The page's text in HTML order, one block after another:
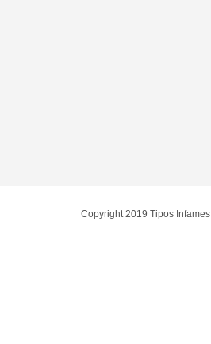
Copyright 2019 Tipos Infames